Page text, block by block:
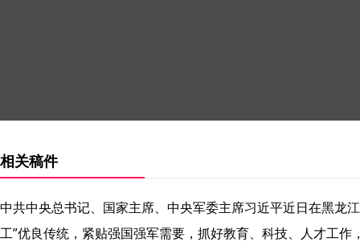
相关稿件
中共中央总书记、国家主席、中央军委主席习近平近日在黑龙
工”优良传统，紧贴强国强军需要，抓好教育、科技、人才工